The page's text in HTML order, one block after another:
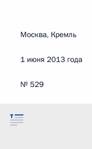
Москва, Кремль
1 июня 2013 года
№ 529